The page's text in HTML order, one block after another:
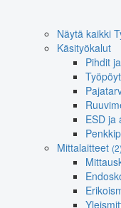
Näytä kaikki
Käsityökalut
Pihdit
ESD ja
Mittalaitteet (2)